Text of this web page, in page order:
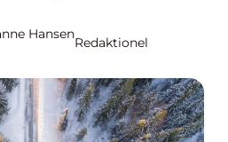
Hansen
Redaktionel